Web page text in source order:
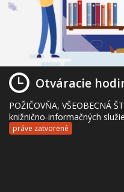
Otváracie
POŽIČOVŇA, VŠEOBECNÁ
knižnično-informačných
práve zatvorené